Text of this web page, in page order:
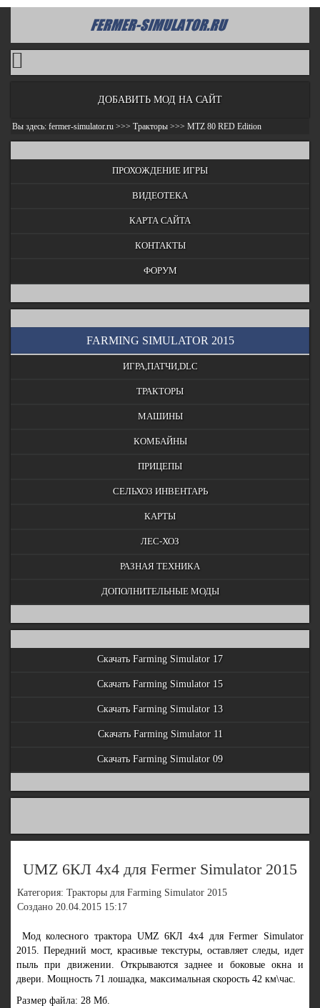
ДОБАВИТЬ МОД НА САЙТ
Вы здесь: fermer-simulator.ru >>> Тракторы >>> MTZ 80 RED Edition
ПРОХОЖДЕНИЕ ИГРЫ
ВИДЕОТЕКА
КАРТА САЙТА
КОНТАКТЫ
ФОРУМ
FARMING SIMULATOR 2015
ИГРА,ПАТЧИ,DLC
ТРАКТОРЫ
МАШИНЫ
КОМБАЙНЫ
ПРИЦЕПЫ
СЕЛЬХОЗ ИНВЕНТАРЬ
КАРТЫ
ЛЕС-ХОЗ
РАЗНАЯ ТЕХНИКА
ДОПОЛНИТЕЛЬНЫЕ МОДЫ
Скачать Farming Simulator 17
Скачать Farming Simulator 15
Скачать Farming Simulator 13
Скачать Farming Simulator 11
Скачать Farming Simulator 09
UMZ 6КЛ 4х4 для Fermer Simulator 2015
Категория: Тракторы для Farming Simulator 2015
Создано 20.04.2015 15:17
Мод колесного трактора UMZ 6КЛ 4х4 для Fermer Simulator
2015. Передний мост, красивые текстуры, оставляет следы, идет
пыль при движении. Открываются заднее и боковые окна и
двери. Мощность 71 лошадка, максимальная скорость 42 км\час.
Размер файла: 28 Мб.